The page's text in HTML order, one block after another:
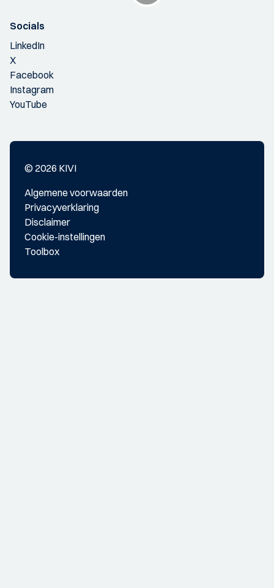
Socials
LinkedIn
X
Facebook
Instagram
YouTube
© 2026 KIVI
Algemene voorwaarden
Privacyverklaring
Disclaimer
Cookie-instellingen
Toolbox